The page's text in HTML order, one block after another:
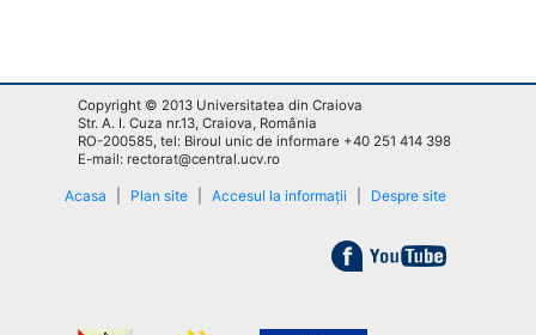
Copyright © 2013 Universitatea din Craiova
Str. A. I. Cuza nr.13, Craiova, România
RO-200585, tel: Biroul unic de informare +40 251 414 398
E-mail: rectorat@central.ucv.ro
Acasa Plan site Accesul la informații Despre site